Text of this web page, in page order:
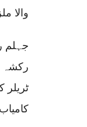
والا
جہلم
رکشہ
ٹریلر
کامیاب